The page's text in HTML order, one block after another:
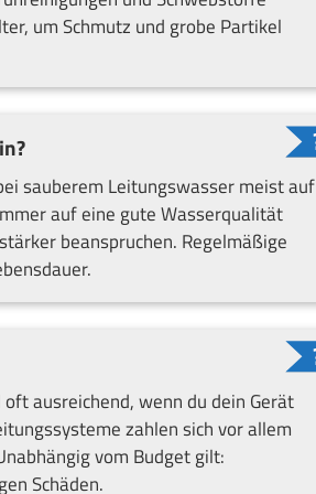
um Schmutz und grobe Partikel
sauberem Leitungswasser meist auf
auf eine gute Wasserqualität
beanspruchen. Regelmäßige
ausreichend, wenn du dein Gerät
zahlen sich vor allem
vom Budget gilt:
Schäden.